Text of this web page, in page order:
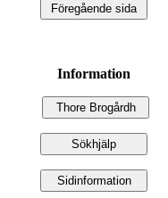
Information